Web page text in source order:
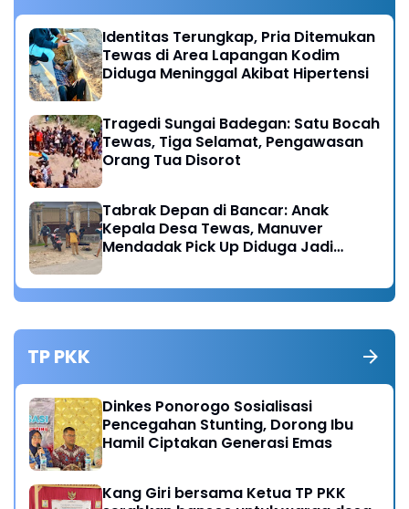
Identitas Terungkap, Pria Ditemukan
Tewas di Area Lapangan Kodim
Diduga Meninggal Akibat Hipertensi
Tragedi Sungai Badegan: Satu Bocah
Tewas, Tiga Selamat, Pengawasan
Orang Tua Disorot
Tabrak Depan di Bancar: Anak
Kepala Desa Tewas, Manuver
Mendadak Pick Up Diduga Jadi
TP PKK
Dinkes Ponorogo Sosialisasi
Pencegahan Stunting, Dorong Ibu
Hamil Ciptakan Generasi Emas
Kang Giri bersama Ketua TP PKK